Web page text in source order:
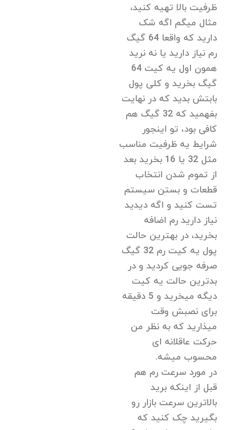
ظرفیت بالا تهیه کنید،
مثال میگم اگه شک
دارید که واقعا 64 گیگ
رم نیاز دارید یا نه نرید
همون اول یه کیت 64
گیگ بخرید و کلی پول
بابتش بدید که در نهایت
بفهمید که 32 گیگ هم
کافی بود، تو اینجور
شرایط یه ظرفیت مناسب
مثل 32 یا 16 بخرید بعد
از تموم شدن انتخاب
قطعات و بستن سیستم
تست کنید و اگه دیدید
نیاز دارید رم اضافه
بخرید، در بهترین حالت
پول یه کیت رم 32 گیگ
صرفه جویی کردید و در
بدترین حالت یه کیت
دیگه میخرید و 5 دقیقه
برای نصبش وقت
میذارید که به نظر من
حرکت عاقلانه ای
محسوب میشه.
در مورد سرعت رم هم
قبل از اینکه برید
بالاترین سرعت بازار رو
بگیرید چک کنید که